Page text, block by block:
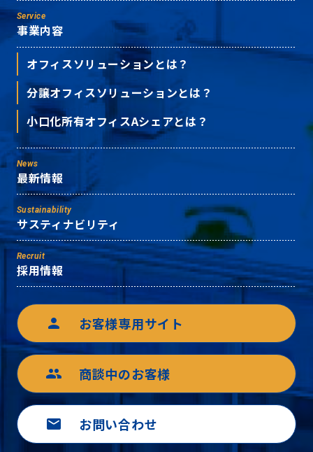
Service
事業内容
オフィスソリューションとは？
分譲オフィスソリューションとは？
小口化所有オフィスAシェアとは？
News
最新情報
Sustainability
サスティナビリティ
Recruit
採用情報
person お客様専用サイト
group 商談中のお客様
mail お問い合わせ